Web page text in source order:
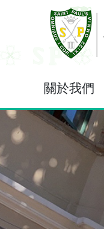
關於我們